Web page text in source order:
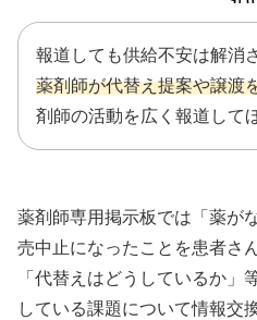
報道しても供給不安は解消
薬剤師が代替え提案や譲渡
剤師の活動を広く報道して
薬剤師専用掲示板では「薬が
売中止になったことを患者さ
「代替えはどうしているか」
している課題について情報交